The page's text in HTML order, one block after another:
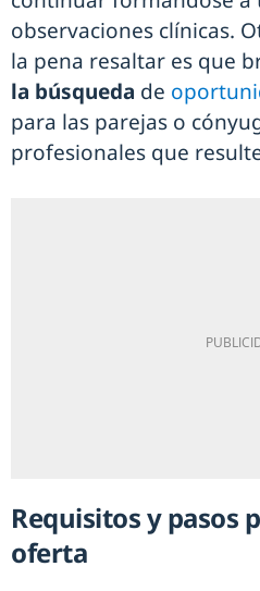
observaciones clínicas.
la pena resaltar es que
la búsqueda de
para las parejas o
profesionales que
Requisitos y pasos
oferta